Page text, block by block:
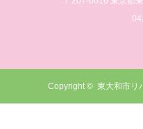
Copyright © 東大和市リ